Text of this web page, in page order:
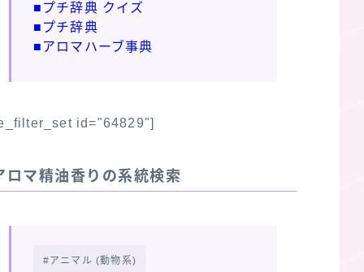
■プチ辞典 クイズ
■プチ辞典
■アロマハーブ事典
id="64829"]
ロマ精油香りの系統検索
アニマル (動物系)